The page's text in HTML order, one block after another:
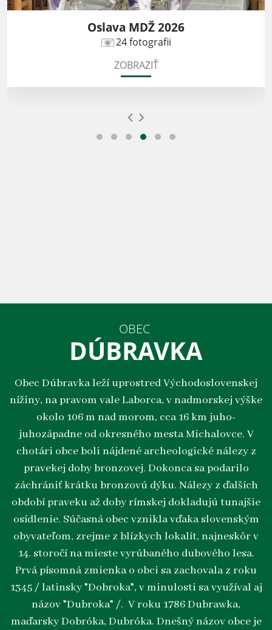
Oslava MDŽ 2026
24 fotografii
ZOBRAZIŤ
OBEC
DÚBRAVKA
Obec Dúbravka leží uprostred Východoslovenskej
nížiny, na pravom vale Laborca, v nadmorskej výške
okolo 106 m nad morom, cca 16 km juho-
juhozápadne od okresného mesta Michalovce. V
chotári obce boli nájdené archeologické nálezy z
pravekej doby bronzovej. Dokonca sa podarilo
záchrániť krátku bronzovú dýku. Nálezy z ďalších
období praveku až doby rímskej dokladujú tunajšie
osídlenie. Súčasná obec vznikla vďaka slovenským
obyvateľom, zrejme z blízkych lokalít, najneskôr v
14. storočí na mieste vyrúbaného dubového lesa.
Prvá písomná zmienka o obci sa zachovala z roku
1345 / latinsky "Dobroka", v minulosti sa využíval aj
názov "Dubroka" /. V roku 1786 Dubrawka,
maďarsky Dobróka, Dubróka. Dnešný názov obce je